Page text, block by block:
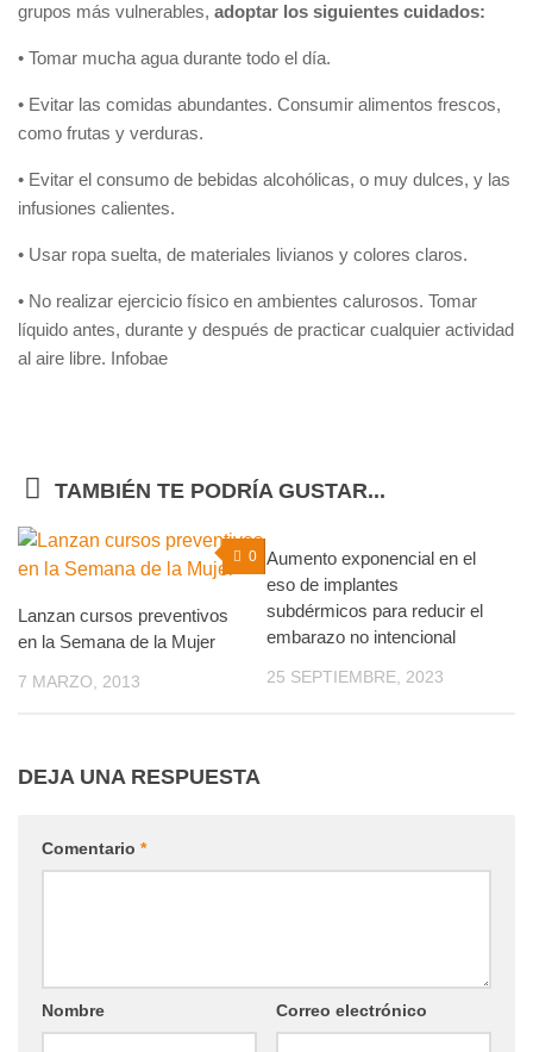
grupos más vulnerables, adoptar los siguientes cuidados:
• Tomar mucha agua durante todo el día.
• Evitar las comidas abundantes. Consumir alimentos frescos,
como frutas y verduras.
• Evitar el consumo de bebidas alcohólicas, o muy dulces, y las
infusiones calientes.
• Usar ropa suelta, de materiales livianos y colores claros.
• No realizar ejercicio físico en ambientes calurosos. Tomar
líquido antes, durante y después de practicar cualquier actividad
al aire libre. Infobae
TAMBIÉN TE PODRÍA GUSTAR...
0
Lanzan cursos preventivos
en la Semana de la Mujer
7 MARZO, 2013
Aumento exponencial en el
eso de implantes
subdérmicos para reducir el
embarazo no intencional
25 SEPTIEMBRE, 2023
DEJA UNA RESPUESTA
Comentario *
Nombre Correo electrónico